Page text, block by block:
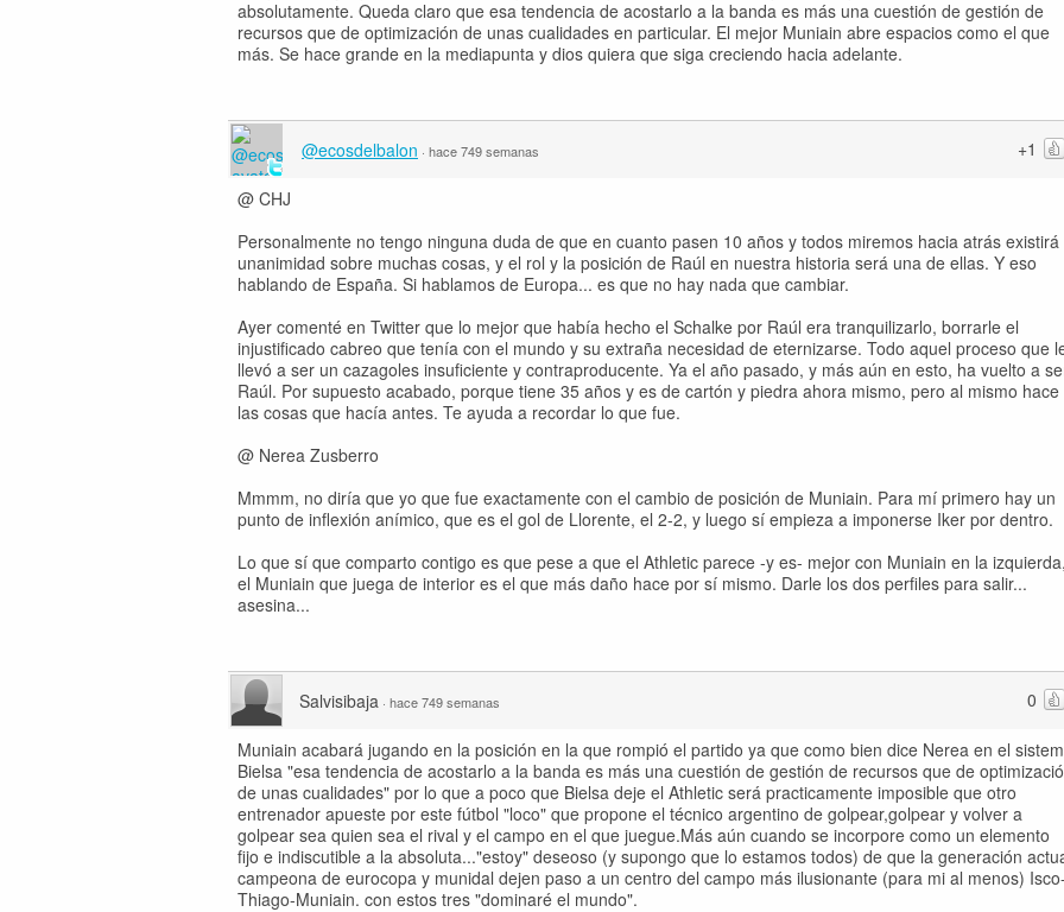
absolutamente. Queda claro que esa tendencia de acostarlo a la banda es más una cuestión de gestión de
recursos que de optimización de unas cualidades en particular. El mejor Muniain abre espacios como el que
más. Se hace grande en la mediapunta y dios quiera que siga creciendo hacia adelante.
+1
@ecosdelbalon · hace 749 semanas
@ CHJ
Personalmente no tengo ninguna duda de que en cuanto pasen 10 años y todos miremos hacia atrás existirá
unanimidad sobre muchas cosas, y el rol y la posición de Raúl en nuestra historia será una de ellas. Y eso
hablando de España. Si hablamos de Europa... es que no hay nada que cambiar.
Ayer comenté en Twitter que lo mejor que había hecho el Schalke por Raúl era tranquilizarlo, borrarle el
injustificado cabreo que tenía con el mundo y su extraña necesidad de eternizarse. Todo aquel proceso que
llevó a ser un cazagoles insuficiente y contraproducente. Ya el año pasado, y más aún en esto, ha vuelto a
Raúl. Por supuesto acabado, porque tiene 35 años y es de cartón y piedra ahora mismo, pero al mismo hace
las cosas que hacía antes. Te ayuda a recordar lo que fue.
@ Nerea Zusberro
Mmmm, no diría que yo que fue exactamente con el cambio de posición de Muniain. Para mí primero hay un
punto de inflexión anímico, que es el gol de Llorente, el 2-2, y luego sí empieza a imponerse Iker por dentro.
Lo que sí que comparto contigo es que pese a que el Athletic parece -y es- mejor con Muniain en la
el Muniain que juega de interior es el que más daño hace por sí mismo. Darle los dos perfiles para salir...
asesina...
0
Salvisibaja · hace 749 semanas
Muniain acabará jugando en la posición en la que rompió el partido ya que como bien dice Nerea en el
Bielsa "esa tendencia de acostarlo a la banda es más una cuestión de gestión de recursos que de
de unas cualidades" por lo que a poco que Bielsa deje el Athletic será practicamente imposible que otro
entrenador apueste por este fútbol "loco" que propone el técnico argentino de golpear,golpear y volver a
golpear sea quien sea el rival y el campo en el que juegue.Más aún cuando se incorpore como un elemento
fijo e indiscutible a la absoluta..."estoy" deseoso (y supongo que lo estamos todos) de que la generación
campeona de eurocopa y munidal dejen paso a un centro del campo más ilusionante (para mi al menos)
Thiago-Muniain. con estos tres "dominaré el mundo".